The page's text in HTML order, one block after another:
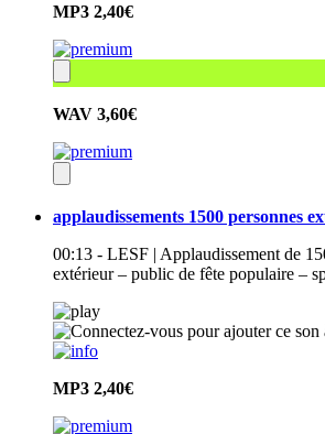
MP3 2,40€
WAV 3,60€
applaudissements 1500 personnes
00:13 - LESF | Applaudissement de
extérieur – public de fête populaire –
MP3 2,40€